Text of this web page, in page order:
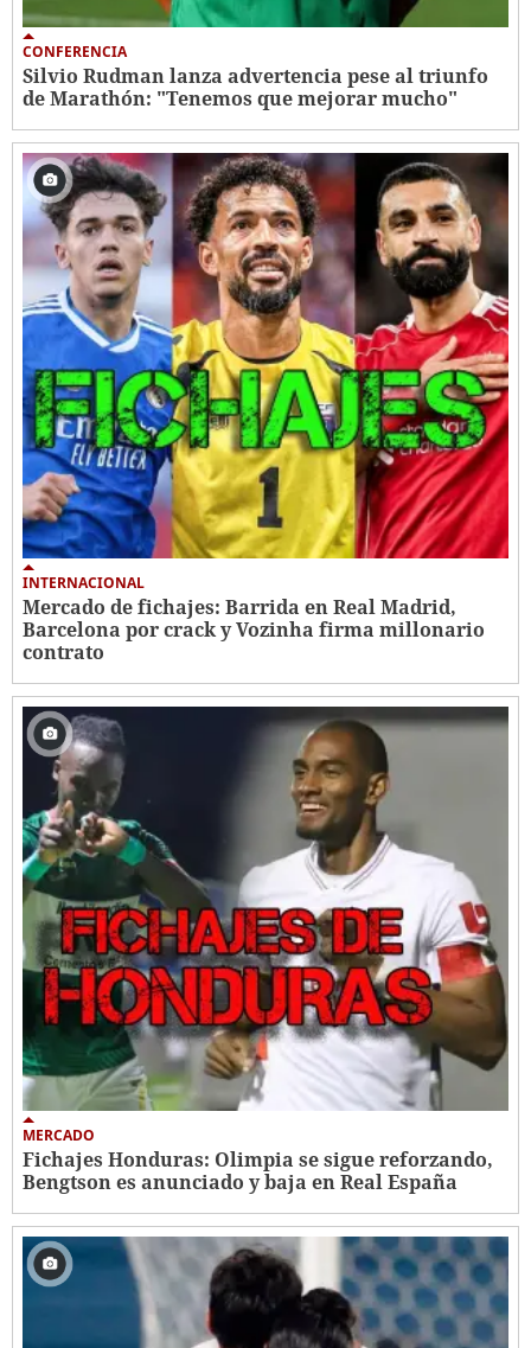
CONFERENCIA
Silvio Rudman lanza advertencia pese al triunfo
de Marathón: "Tenemos que mejorar mucho"
INTERNACIONAL
Mercado de fichajes: Barrida en Real Madrid,
Barcelona por crack y Vozinha firma millonario
contrato
MERCADO
Fichajes Honduras: Olimpia se sigue reforzando,
Bengtson es anunciado y baja en Real España